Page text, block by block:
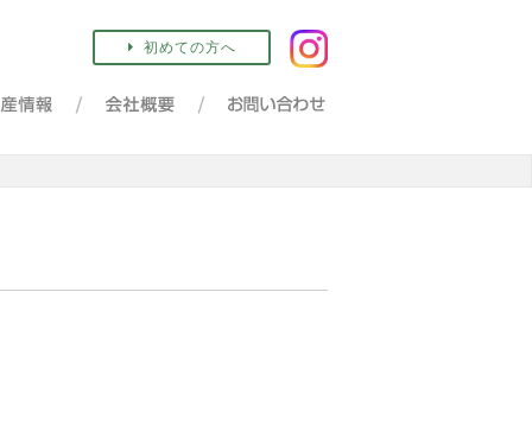
初めての方へ